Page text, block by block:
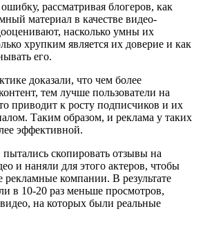
рассматривая блогеров, как
материал в качестве видео-
насколько умны их
хрупким является их доверие и как
его.
доказали, что чем более
тем лучше пользователи на
приводит к росту подписчиков и их
Таким образом, и реклама у таких
эффективной.
скопировать отзывы на
и наняли для этого актеров, чтобы
рекламные компании. В результате
в 10-20 раз меньше просмотров,
на которых были реальные